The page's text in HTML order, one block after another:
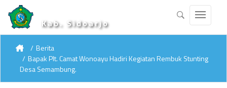
Kab. Sidoarjo
Berita
Bapak Plt. Camat Wonoayu Hadiri Kegiatan Rembuk Stunting
Desa Semambung.